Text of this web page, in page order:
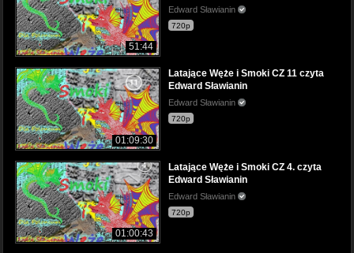
51:44
Edward Sławianin
720p
01:09:30
Latające Węże i Smoki CZ 11 czyta
Edward Sławianin
Edward Sławianin
720p
01:00:43
Latające Węże i Smoki CZ 4. czyta
Edward Sławianin
Edward Sławianin
720p